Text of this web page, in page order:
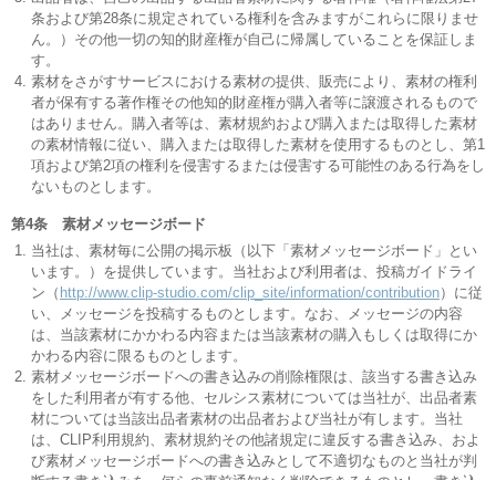
条および第28条に規定されている権利を含みますがこれらに限りませ
ん。）その他一切の知的財産権が自己に帰属していることを保証しま
す。
素材をさがすサービスにおける素材の提供、販売により、素材の権利
者が保有する著作権その他知的財産権が購入者等に譲渡されるもので
はありません。購入者等は、素材規約および購入または取得した素材
の素材情報に従い、購入または取得した素材を使用するものとし、第1
項および第2項の権利を侵害するまたは侵害する可能性のある行為をし
ないものとします。
第4条 素材メッセージボード
当社は、素材毎に公開の掲示板（以下「素材メッセージボード」とい
います。）を提供しています。当社および利用者は、投稿ガイドライ
ン（ http://www.clip-studio.com/clip_site/information/contribution）に従
い、メッセージを投稿するものとします。なお、メッセージの内容
は、当該素材にかかわる内容または当該素材の購入もしくは取得にか
かわる内容に限るものとします。
素材メッセージボードへの書き込みの削除権限は、該当する書き込み
をした利用者が有する他、セルシス素材については当社が、出品者素
材については当該出品者素材の出品者および当社が有します。当社
は、CLIP利用規約、素材規約その他諸規定に違反する書き込み、およ
び素材メッセージボードへの書き込みとして不適切なものと当社が判